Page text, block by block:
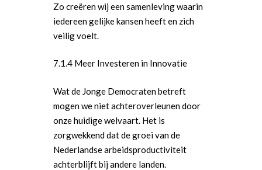
Zo creëren wij een samenleving waarin
iedereen gelijke kansen heeft en zich
veilig voelt.
7.1.4 Meer Investeren in Innovatie
Wat de Jonge Democraten betreft
mogen we niet achteroverleunen door
onze huidige welvaart. Het is
zorgwekkend dat de groei van de
Nederlandse arbeidsproductiviteit
achterblijft bij andere landen.